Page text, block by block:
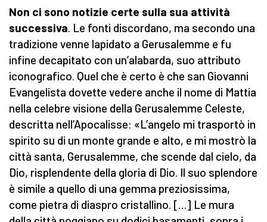
Non ci sono notizie certe sulla sua attività
successiva. Le fonti discordano, ma secondo una
tradizione venne lapidato a Gerusalemme e fu
infine decapitato con un’alabarda, suo attributo
iconografico. Quel che è certo è che san Giovanni
Evangelista dovette vedere anche il nome di Mattia
nella celebre visione della Gerusalemme Celeste,
descritta nell’Apocalisse: «L’angelo mi trasportò in
spirito su di un monte grande e alto, e mi mostrò la
città santa, Gerusalemme, che scende dal cielo, da
Dio, risplendente della gloria di Dio. Il suo splendore
è simile a quello di una gemma preziosissima,
come pietra di diaspro cristallino. […] Le mura